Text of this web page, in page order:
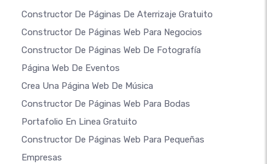
Constructor De Páginas De Aterrizaje Gratuito
Constructor De Páginas Web Para Negocios
Constructor De Páginas Web De Fotografía
Página Web De Eventos
Crea Una Página Web De Música
Constructor De Páginas Web Para Bodas
Portafolio En Linea Gratuito
Constructor De Páginas Web Para Pequeñas
Empresas